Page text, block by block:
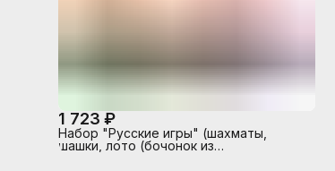
1 723 ₽
Набор "Русские игры" (шахматы,
шашки, лото (бочонок из